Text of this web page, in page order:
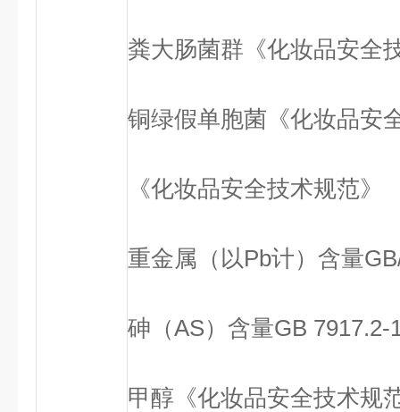
粪大肠菌群 《化妆品安全
铜绿假单胞菌 《化妆品安
《化妆品安全技术规范》
重金属（以Pb计）含量
砷（AS）含量GB 7917.2-
甲醇 《化妆品安全技术规